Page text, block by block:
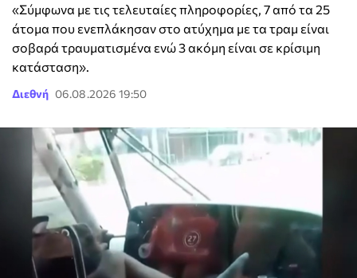
«Σύμφωνα με τις τελευταίες πληροφορίες, 7 από τα 25
άτομα που ενεπλάκησαν στο ατύχημα με τα τραμ είναι
σοβαρά τραυματισμένα ενώ 3 ακόμη είναι σε κρίσιμη
κατάσταση».
Διεθνή 06.08.2026 19:50